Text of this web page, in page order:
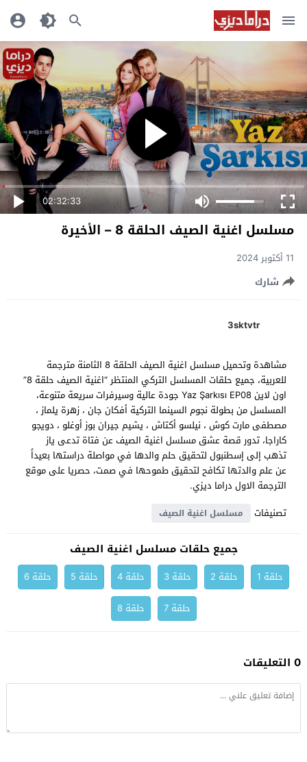
02:32:33
مسلسل اغنية الصيف الحلقة 8 – الأخيرة
11 أكتوبر 2024
شارك
3sktvtr
مشاهدة وتحميل مسلسل اغنية الصيف الحلقة 8 الثامنة مترجمة
للعربية، جميع حلقات المسلسل التركي المنتظر “اغنية الصيف حلقة 8”
اون لاين Yaz Şarkısı EP08 جودة عالية وسيرفرات سريعة متنوعة،
المسلسل من بطولة نجوم السينما التركية أفكان جان ، زهرة يلماز ،
مصطفى مارت كوش ، نيلسو أكتاش ، يشيم جيران بوز أوغلو ، دويجو
كاراجا، تدور قصة عشق مسلسل اغنية الصيف عن فتاة تدعى ياز
تذهب إلى إسطنبول لتحقيق حلم والدها في مواصلة دراستها بعيداً
عن علم والدتها تكافح لتحقيق طموحها في صمت، حصريا على موقع
الترجمة الاول دراما ديزي.
تصنيفات
مسلسل اغنية الصيف
جميع حلقات مسلسل اغنية الصيف
حلقة 1 حلقة 2 حلقة 3 حلقة 4 حلقة 5
حلقة 6
حلقة 7
حلقة 8
0 التعليقات